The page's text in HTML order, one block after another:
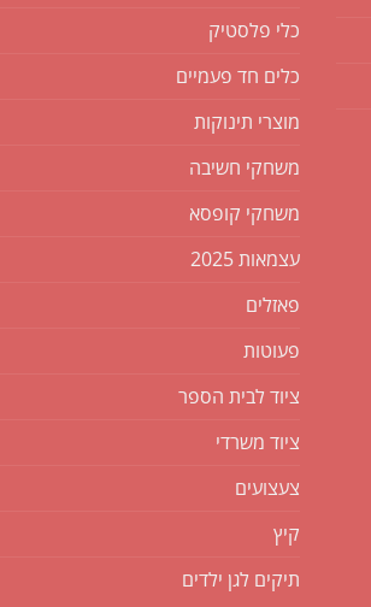
כלי פלסטיק
כלים חד פעמיים
מוצרי תינוקות
משחקי חשיבה
משחקי קופסא
עצמאות 2025
פאזלים
פעוטות
ציוד לבית הספר
ציוד משרדי
צעצועים
קיץ
תיקים לגן ילדים